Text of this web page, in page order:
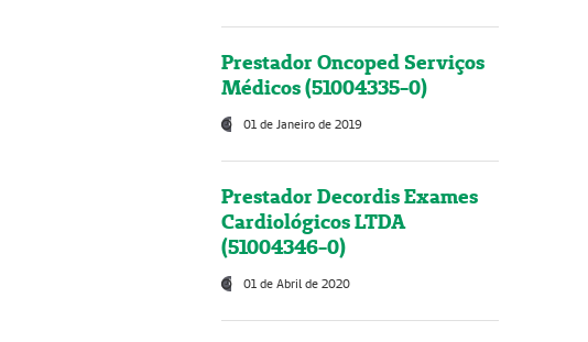
Prestador Oncoped Serviços
Médicos (51004335-0)
01 de Janeiro de 2019
Prestador Decordis Exames
Cardiológicos LTDA
(51004346-0)
01 de Abril de 2020